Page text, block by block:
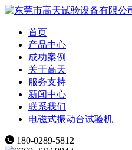
首页
产品中心
成功案例
关于高天
服务支持
新闻中心
联系我们
电磁式振动台试验机
180-0289-5812